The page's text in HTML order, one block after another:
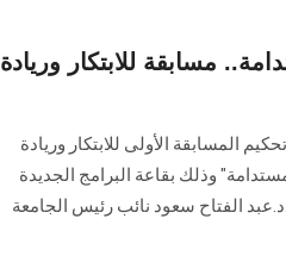
مسابقة للابتكار وريادة
المسابقة الأولى للابتكار وريادة
وذلك بقاعة البرامج الجديدة
الفتاح سعود نائب رئيس الجامعة